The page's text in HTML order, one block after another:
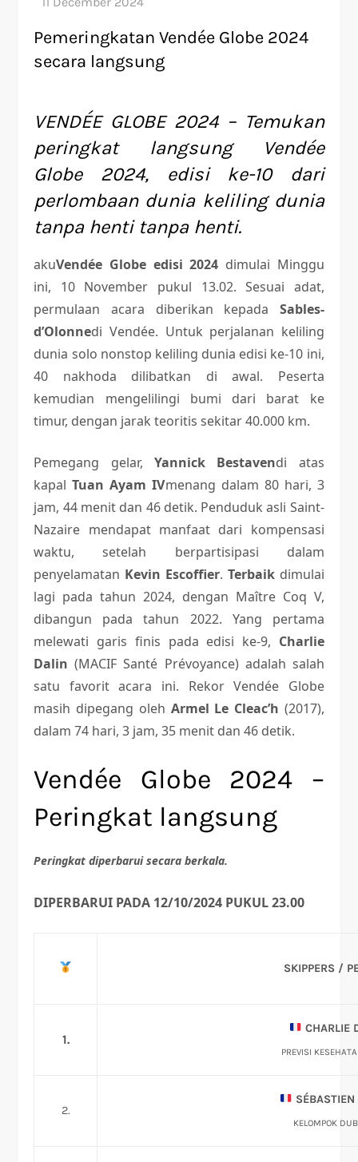
Pemeringkatan Vendée Globe 2024
secara langsung
VENDÉE GLOBE 2024 – Temukan
peringkat langsung Vendée
Globe 2024, edisi ke-10 dari
perlombaan dunia keliling dunia
tanpa henti tanpa henti.
akuVendée Globe edisi 2024 dimulai Minggu
ini, 10 November pukul 13.02. Sesuai adat,
permulaan acara diberikan kepada Sables-
d’Olonnedi Vendée. Untuk perjalanan keliling
dunia solo nonstop keliling dunia edisi ke-10 ini,
40 nakhoda dilibatkan di awal. Peserta
kemudian mengelilingi bumi dari barat ke
timur, dengan jarak teoritis sekitar 40.000 km.
Pemegang gelar, Yannick Bestavendi atas
kapalTuan Ayam IVmenang dalam 80 hari, 3
jam, 44 menit dan 46 detik. Penduduk asli Saint-
Nazaire mendapat manfaat dari kompensasi
waktu, setelah berpartisipasi dalam
penyelamatan Kevin Escoffier. Terbaikdimulai
lagi pada tahun 2024, dengan Maître Coq V,
dibangun pada tahun 2022. Yang pertama
melewati garis finis pada edisi ke-9, Charlie
Dalin (MACIF Santé Prévoyance) adalah salah
satu favorit acara ini. Rekor Vendée Globe
masih dipegang oleh Armel Le Cleac’h (2017),
dalam 74 hari, 3 jam, 35 menit dan 46 detik.
Vendée Globe 2024 –
Peringkat langsung
Peringkat diperbarui secara berkala.
DIPERBARUI PADA 12/10/2024 PUKUL 23.00
SKIPPERS /
1.
CHARLIE
PREVISI
2.
KELOMPOK